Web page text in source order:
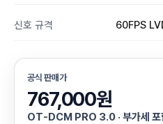
신호 규격 60FPS
공식 판매가
767,000원
OT-DCM PRO 3.0 · 부가세 포